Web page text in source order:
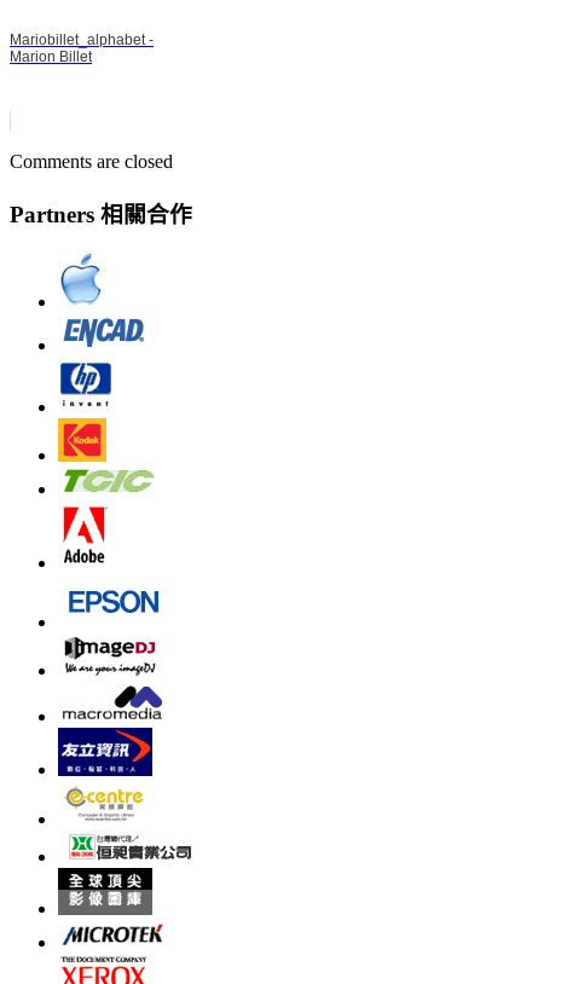
Mariobillet_alphabet -
Marion Billet
Comments are closed
Partners 相關合作